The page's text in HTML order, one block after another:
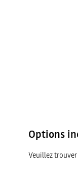
Options
Veuillez